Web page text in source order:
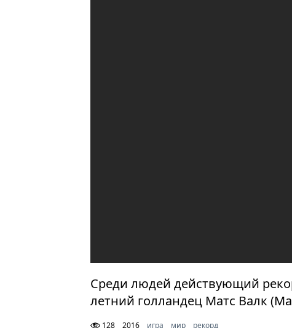
Среди людей действующий
летний голландец Матс Валк
128 2016 игра мир рекорд